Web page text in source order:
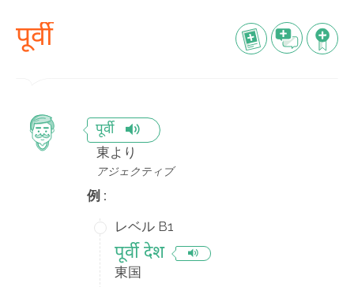
पूर्वी
पूर्वी
東より
アジェクティブ
例 :
レベル B1
पूर्वी देश
東国